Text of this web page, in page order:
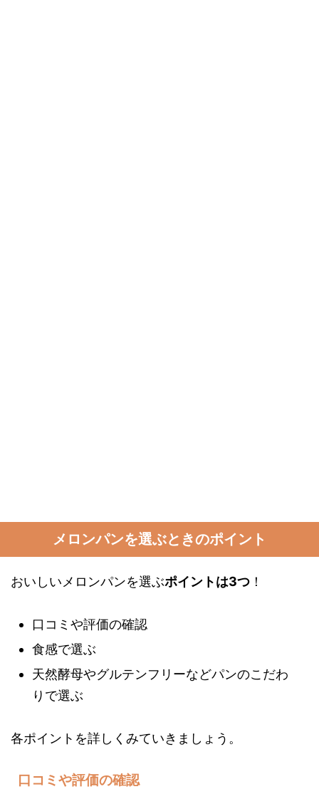
メロンパンを選ぶときのポイント
おいしいメロンパンを選ぶポイントは3つ ！
口コミや評価の確認
食感で選ぶ
天然酵母やグルテンフリーなどパンのこだわ
りで選ぶ
各ポイントを詳しくみていきましょう。
口コミや評価の確認